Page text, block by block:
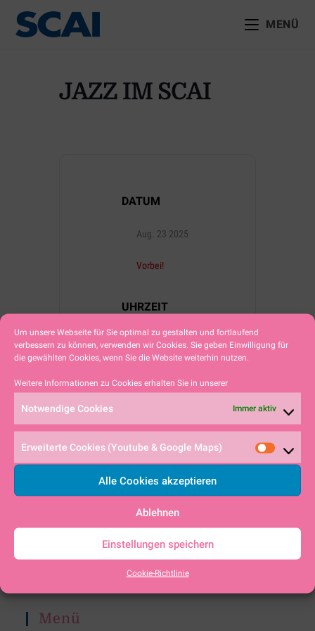
Um unsere Webseite für Sie optimal zu gestalten und fortlaufend
verbessern zu können, verwenden wir Cookies. Sie geben Einwilligung für
die gewählten Cookies, wenn Sie die Website weiterhin nutzen.
Weitere Informationen zu Cookies erhalten Sie in unserer
Notwendige Cookies Immer aktiv
Erweiterte Cookies (Youtube & Google Maps)
Alle Cookies akzeptieren
Ablehnen
Einstellungen speichern
Cookie-Richtlinie
MENÜ
JAZZ IM SCAI
DATUM
Aug. 23 2025
Vorbei!
UHRZEIT
18:00 - 18:00
KONTAKT
Segelclub Alpsee-Immenstadt e.V.
c/o Herrn Vorsitzenden Philipp Kyewski
87561 Oberstdorf
TelefonClubhaus (0 83 23) 33 73
kontakt@scai.bayernDSV-Nr. BA 054
Menü